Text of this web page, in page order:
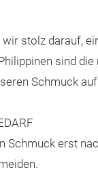
stolz darauf,
sind
Schmuck
Schmuck erst